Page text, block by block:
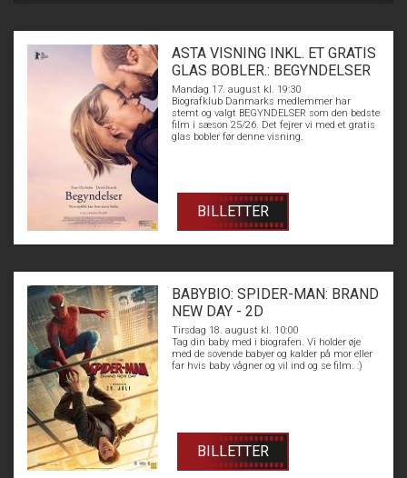
ASTA VISNING INKL. ET GRATIS
GLAS BOBLER.: BEGYNDELSER
Mandag 17. august kl. 19:30
Biografklub Danmarks medlemmer har
stemt og valgt BEGYNDELSER som den bedste
film i sæson 25/26. Det fejrer vi med et gratis
glas bobler før denne visning.
BILLETTER
BABYBIO: SPIDER-MAN: BRAND
NEW DAY - 2D
Tirsdag 18. august kl. 10:00
Tag din baby med i biografen. Vi holder øje
med de sovende babyer og kalder på mor eller
far hvis baby vågner og vil ind og se film. :)
BILLETTER